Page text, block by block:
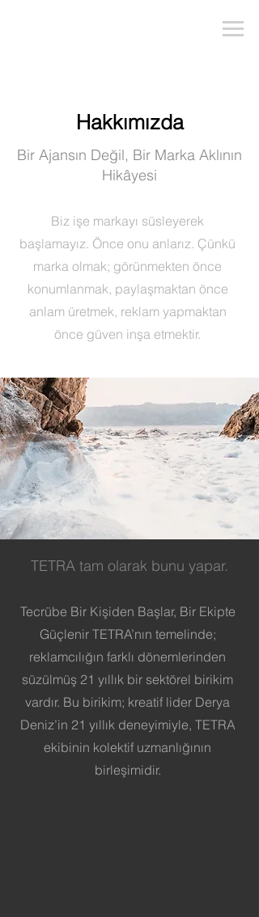
Hakkımızda
Bir Ajansın Değil, Bir Marka Aklının
Hikâyesi
Biz işe markayı süsleyerek
başlamayız. Önce onu anlarız. Çünkü
marka olmak; görünmekten önce
konumlanmak, paylaşmaktan önce
anlam üretmek, reklam yapmaktan
önce güven inşa etmektir.
TETRA tam olarak bunu yapar.
Tecrübe Bir Kişiden Başlar, Bir Ekipte
Güçlenir TETRA’nın temelinde;
reklamcılığın farklı dönemlerinden
süzülmüş 21 yıllık bir sektörel birikim
vardır. Bu birikim; kreatif lider Derya
Deniz’in 21 yıllık deneyimiyle, TETRA
ekibinin kolektif uzmanlığının
birleşimidir.